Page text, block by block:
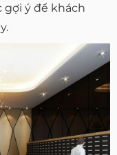
ý để khách